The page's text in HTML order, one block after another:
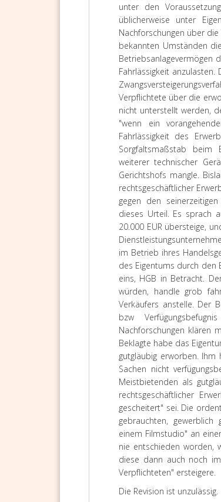
unter den
üblicherweise unter
Nachforschungen über
bekannten Umständen
Betriebsanlagevermögen
Fahrlässigkeit
Verpflichtete über die
nicht unterstellt werden,
"wenn ein
Fahrlässigkeit des
Sorgfaltsmaßstab beim
weiterer technischer
Gerichtshofs mangle.
rechtsgeschäftlicher
gegen den
dieses Urteil. Es sprach
20.000 EUR übersteige,
im Betrieb ihres
des Eigentums durch den
eins, HGB in Betracht.
würden, handle grob
Verkäufers anstelle. Der
bzw
Nachforschungen klären
Beklagte habe das
gutgläubig erworben.
Sachen nicht
Meistbietenden als
rechtsgeschäftlicher
gescheitert" sei. Die
gebrauchten,
einem Filmstudio" an
nie entschieden worden,
diese dann auch noch
Verpflichteten" ersteigere.
Die Revision ist unzulässig.